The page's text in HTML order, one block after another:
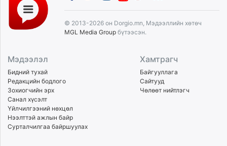
© 2013-2026 он Dorgio.mn, Мэдээллийн хөтөч
MGL Media Group бүтээсэн.
Мэдээлэл
Бидний тухай
Редакцийн бодлого
Зохиогчийн эрх
Санал хүсэлт
Үйлчилгээний нөхцөл
Нээлттэй ажлын байр
Сурталчилгаа байршуулах
Хамтрагч
Байгууллага
Сайтууд
Чөлөөт нийтлэгч